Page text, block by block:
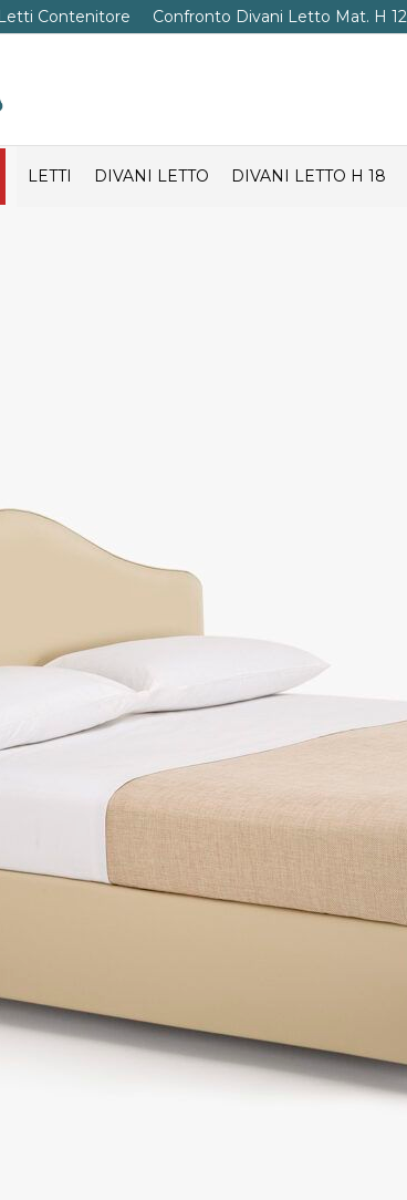
Contenitore Confronto Divani Letto Mat. H 12
LETTI DIVANI LETTO DIVANI LETTO H 18